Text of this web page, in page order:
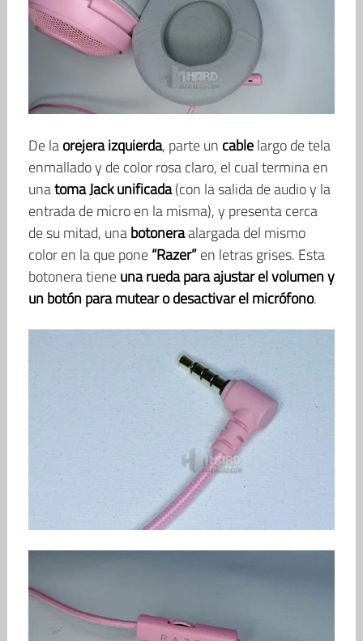
De laorejera izquierda, parte un cablelargo de tela
enmallado y de color rosa claro, el cual termina en
unatoma Jack unificada(con la salida de audio y la
entrada de micro en la misma), y presenta cerca
de su mitad, unabotoneraalargada del mismo
color en la que pone“Razer”en letras grises. Esta
botonera tieneuna rueda para ajustar el volumen y
un botón para mutear o desactivar el micrófono.